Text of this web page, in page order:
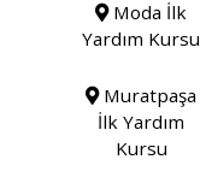
Moda İlk
Yardım Kursu
Muratpaşa
İlk Yardım
Kursu